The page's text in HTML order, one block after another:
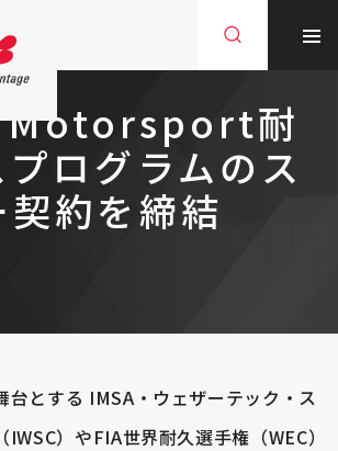
Motorsport耐
ログラムのス
約を締結
台とする IMSA・ウェザーテック・ス
）やFIA世界耐久選手権（WEC）